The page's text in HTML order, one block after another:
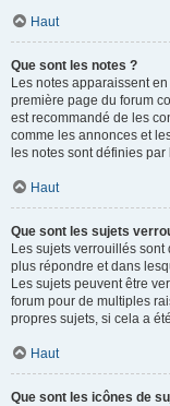
Haut
Que sont les notes ?
Les notes apparaissent
première page du forum
est recommandé de les
comme les annonces et
les notes sont définies
Haut
Que sont les sujets
Les sujets verrouillés
plus répondre et dans
Les sujets peuvent être
forum pour de multiples
propres sujets, si cela a
Haut
Que sont les icônes de